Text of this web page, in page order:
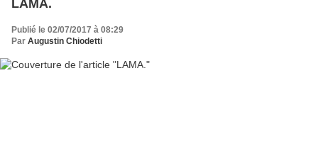
LAMA.
Publié le 02/07/2017 à 08:29
Par Augustin Chiodetti